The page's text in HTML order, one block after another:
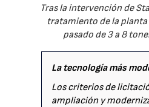
Tras la intervención de
tratamiento de la
pasado de 3 a 8
La tecnología más
Los criterios de
ampliación y